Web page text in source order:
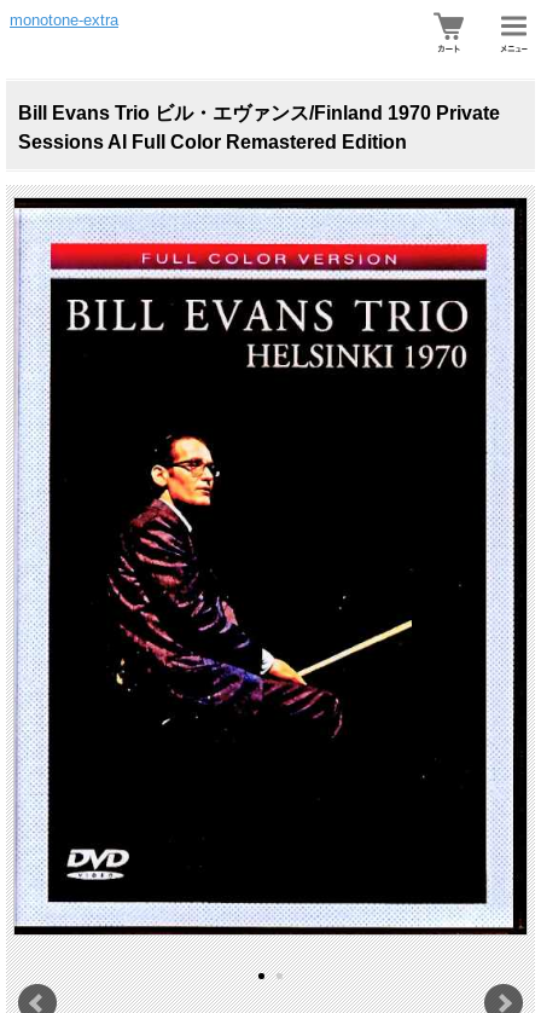
monotone-extra
Bill Evans Trio ビル・エヴァンス/Finland 1970 Private
Sessions AI Full Color Remastered Edition